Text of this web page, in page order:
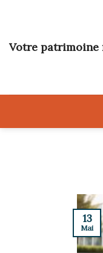
content
Votre patrimoine
13
Mai